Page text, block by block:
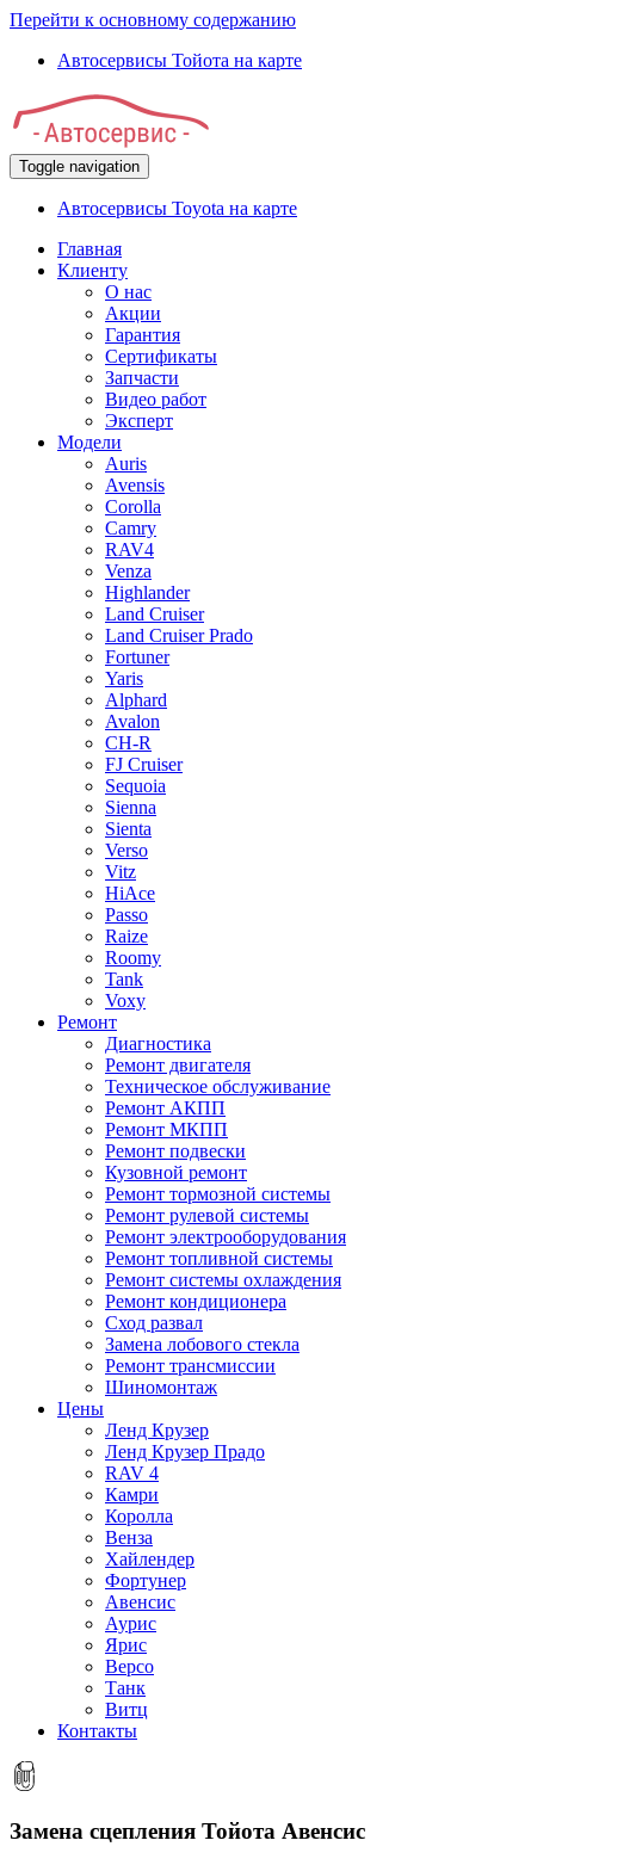
Перейти к основному содержанию
Автосервисы Тойота на карте
Toggle navigation
Автосервисы Toyota на карте
Главная
Клиенту
О нас
Акции
Гарантия
Сертификаты
Запчасти
Видео работ
Эксперт
Модели
Auris
Avensis
Corolla
Camry
RAV4
Venza
Highlander
Land Cruiser
Land Cruiser Prado
Fortuner
Yaris
Alphard
Avalon
CH-R
FJ Cruiser
Sequoia
Sienna
Sienta
Verso
Vitz
HiAce
Passo
Raize
Roomy
Tank
Voxy
Ремонт
Диагностика
Ремонт двигателя
Техническое обслуживание
Ремонт АКПП
Ремонт МКПП
Ремонт подвески
Кузовной ремонт
Ремонт тормозной системы
Ремонт рулевой системы
Ремонт электрооборудования
Ремонт топливной системы
Ремонт системы охлаждения
Ремонт кондиционера
Сход развал
Замена лобового стекла
Ремонт трансмиссии
Шиномонтаж
Цены
Ленд Крузер
Ленд Крузер Прадо
RAV 4
Камри
Королла
Венза
Хайлендер
Фортунер
Авенсис
Аурис
Ярис
Версо
Танк
Витц
Контакты
Замена сцепления Тойота Авенсис